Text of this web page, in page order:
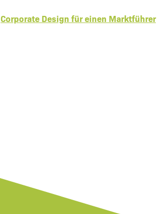
Corporate Design für einen Marktführer